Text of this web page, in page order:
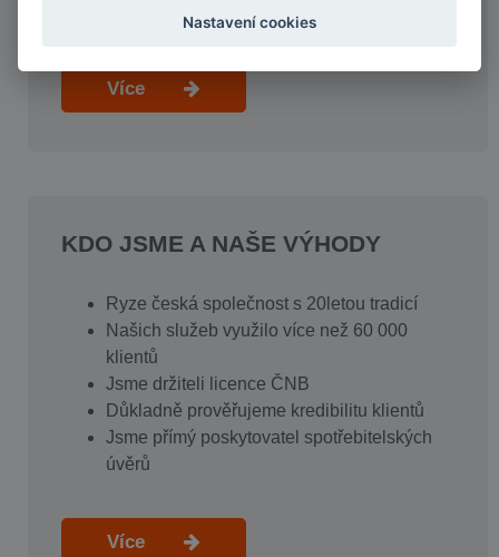
Více
KDO JSME A NAŠE VÝHODY
Ryze česká společnost s 20letou tradicí
Našich služeb využilo více než 60 000
klientů
Jsme držiteli licence ČNB
Důkladně prověřujeme kredibilitu klientů
Jsme přímý poskytovatel spotřebitelských
úvěrů
Více
Nastavení cookies